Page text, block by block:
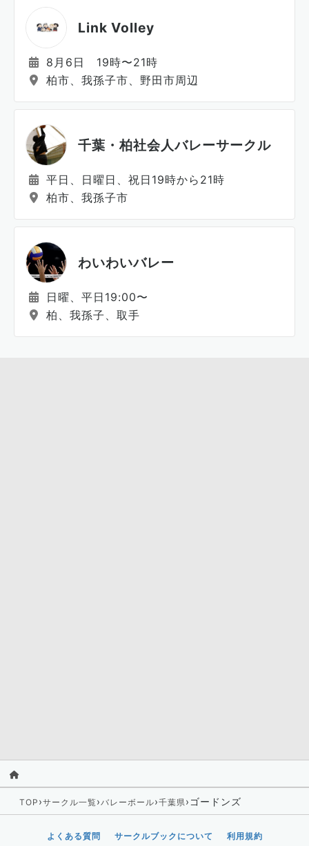
Link Volley
8月6日 19時〜21時
柏市、我孫子市、野田市周辺
千葉・柏社会人バレーサークル
平日、日曜日、祝日19時から21時
柏市、我孫子市
わいわいバレー
日曜、平日19:00〜
柏、我孫子、取手
TOP ›サークル一覧›バレーボール›千葉県› ゴードンズ
よくある質問 サークルブックについて
利用規約